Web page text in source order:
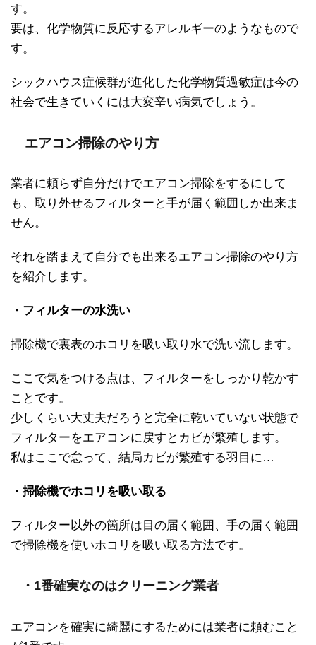
す。
要は、化学物質に反応するアレルギーのようなもので
す。
シックハウス症候群が進化した化学物質過敏症は今の
社会で生きていくには大変辛い病気でしょう。
エアコン掃除のやり方
業者に頼らず自分だけでエアコン掃除をするにして
も、取り外せるフィルターと手が届く範囲しか出来ま
せん。
それを踏まえて自分でも出来るエアコン掃除のやり方
を紹介します。
・フィルターの水洗い
掃除機で裏表のホコリを吸い取り水で洗い流します。
ここで気をつける点は、フィルターをしっかり乾かす
ことです。
少しくらい大丈夫だろうと完全に乾いていない状態で
フィルターをエアコンに戻すとカビが繁殖します。
私はここで怠って、結局カビが繁殖する羽目に…
・掃除機でホコリを吸い取る
フィルター以外の箇所は目の届く範囲、手の届く範囲
で掃除機を使いホコリを吸い取る方法です。
・1番確実なのはクリーニング業者
エアコンを確実に綺麗にするためには業者に頼むこと